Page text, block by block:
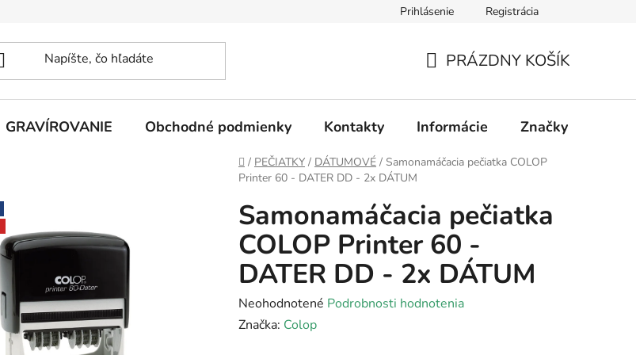
Prihlásenie Registrácia
KOŠÍK
PRÁZDNY KOŠÍK
GRAVÍROVANIE Obchodné podmienky Kontakty Informácie Značky
Domov
/ PEČIATKY / DÁTUMOVÉ / Samonamáčacia pečiatka COLOP
Printer 60 - DATER DD - 2x DÁTUM
Samonamáčacia pečiatka
COLOP Printer 60 -
DATER DD - 2x DÁTUM
Priemerné
hodnotenie
Neohodnotené Podrobnosti hodnotenia
Značka: Colop